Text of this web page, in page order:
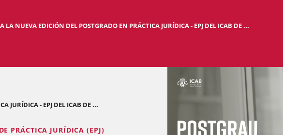
LA NUEVA EDICIÓN DEL POSTGRADO EN PRÁCTICA JURÍDICA - EPJ DEL ICAB DE ...
JURÍDICA - EPJ DEL ICAB DE ...
PRÁCTICA JURÍDICA (EPJ)